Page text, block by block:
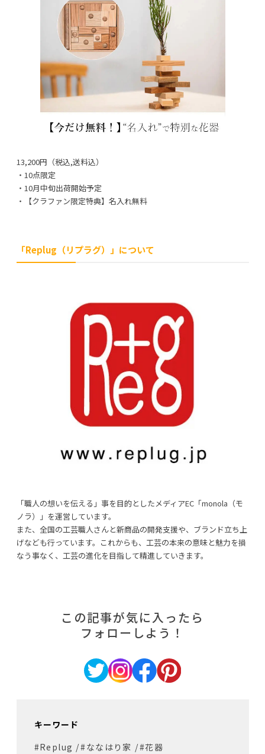
13,200円（税込,送料込）
・10点限定
・10月中旬出荷開始予定
・【クラファン限定特典】名入れ無料
「Replug（リプラグ）」について
「職人の想いを伝える」事を目的としたメディアEC「monola（モ
ノラ）」を運営しています。
また、全国の工芸職人さんと新商品の開発支援や、ブランド立ち上
げなども行っています。これからも、工芸の本来の意味と魅力を損
なう事なく、工芸の進化を目指して精進していきます。
この記事が気に入ったら
フォローしよう！
キーワード
#Replug /#ななはり家 /#花器